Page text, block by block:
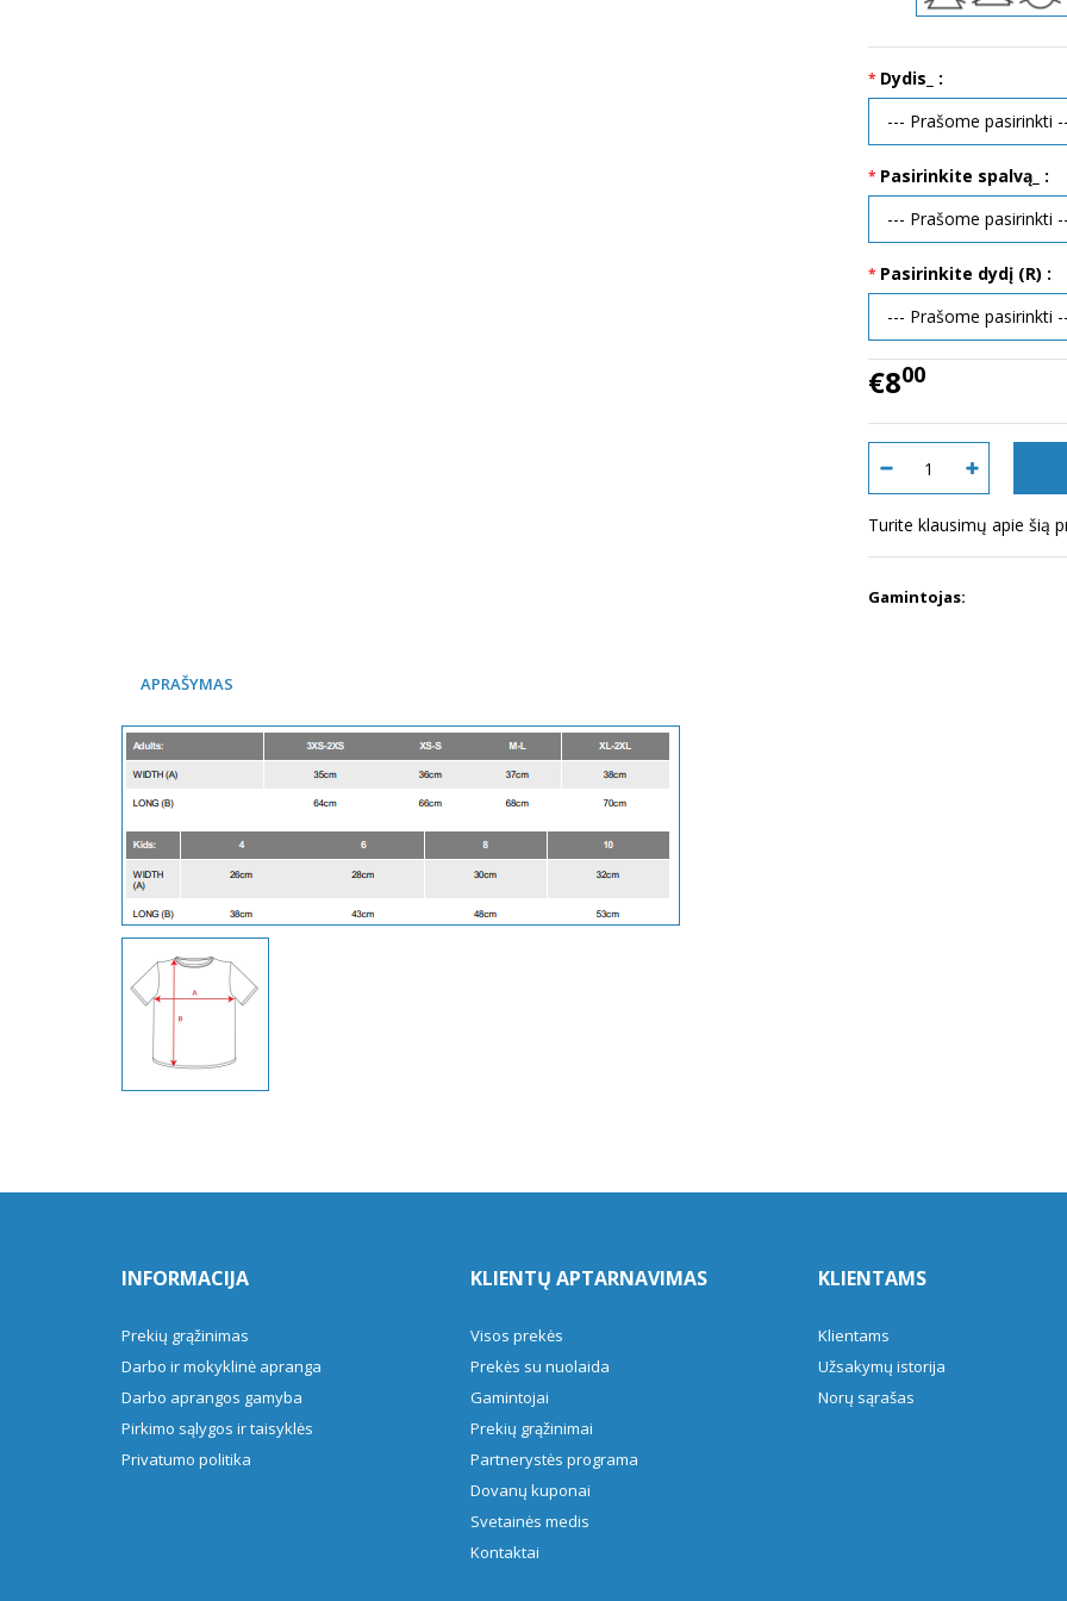
Dydis_ :
Pasirinkite spalvą_ :
Pasirinkite dydį (R) :
€800
Turite klausimų apie šią
Gamintojas:
APRAŠYMAS
INFORMACIJA
Prekių grąžinimas
Darbo ir mokyklinė apranga
Darbo aprangos gamyba
Pirkimo sąlygos ir taisyklės
Privatumo politika
KLIENTŲ APTARNAVIMAS
Visos prekės
Prekės su nuolaida
Gamintojai
Prekių grąžinimai
Partnerystės programa
Dovanų kuponai
Svetainės medis
Kontaktai
KLIENTAMS
Klientams
Užsakymų istorija
Norų sąrašas